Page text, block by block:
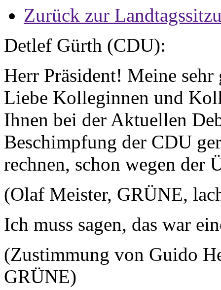
Zurück zur
Detlef Gürth (CDU):
Herr Präsident! Meine
Liebe Kolleginnen und
Ihnen bei der Aktuellen
Beschimpfung der CDU
rechnen, schon wegen der
(Olaf Meister, GRÜNE,
Ich muss sagen, das war
(Zustimmung von Guido
GRÜNE)